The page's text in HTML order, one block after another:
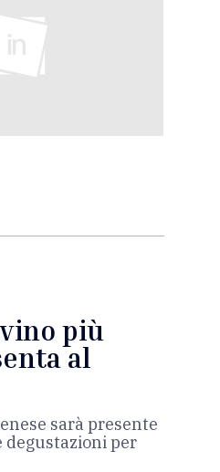
più
al
sarà presente
degustazioni per